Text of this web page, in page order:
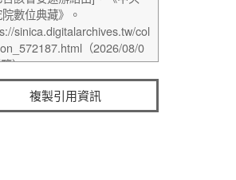
複製引用資訊